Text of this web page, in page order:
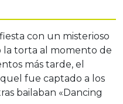
con un misterioso
la torta al momento de
más tarde, el
fue captado a los
bailaban «Dancing